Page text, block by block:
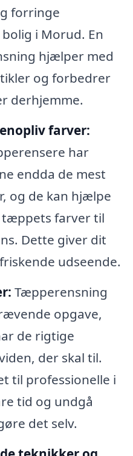
forringe
i Morud. En
hjælper med
og forbedrer
derhjemme.
farver:
har
endda de mest
og de kan hjælpe
tæppets farver til
Dette giver dit
udseende.
Tæpperensning
opgave,
de rigtige
der skal til.
til professionelle i
tid og undgå
det selv.